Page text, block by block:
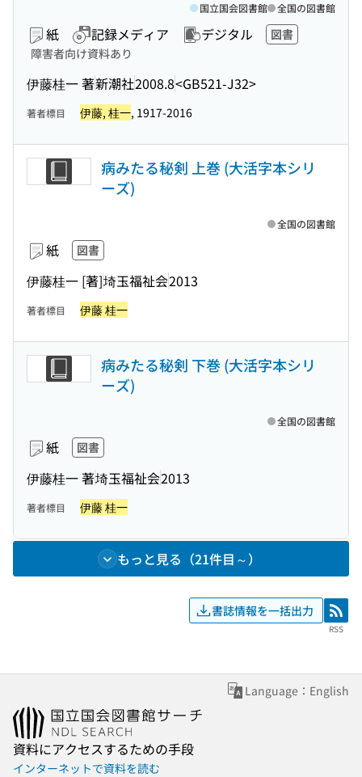
紙 記録メディア デジタル
図書
障害者向け資料あり
伊藤桂一 著新潮社2008.8<GB521-J32>
国立国会図書館 全国の図書館
著者標目 伊藤, 桂一, 1917-2016
病みたる秘剣 上巻 (大活字本シリ
ーズ)
紙 図書
伊藤桂一 [著]埼玉福祉会2013
全国の図書館
著者標目 伊藤 桂一
病みたる秘剣 下巻 (大活字本シリ
ーズ)
紙 図書
伊藤桂一 著埼玉福祉会2013
全国の図書館
著者標目 伊藤 桂一
もっと見る（21件目～）
書誌情報を一括出力 RSS
RSS
Language：English
資料にアクセスするための手段
インターネットで資料を読む